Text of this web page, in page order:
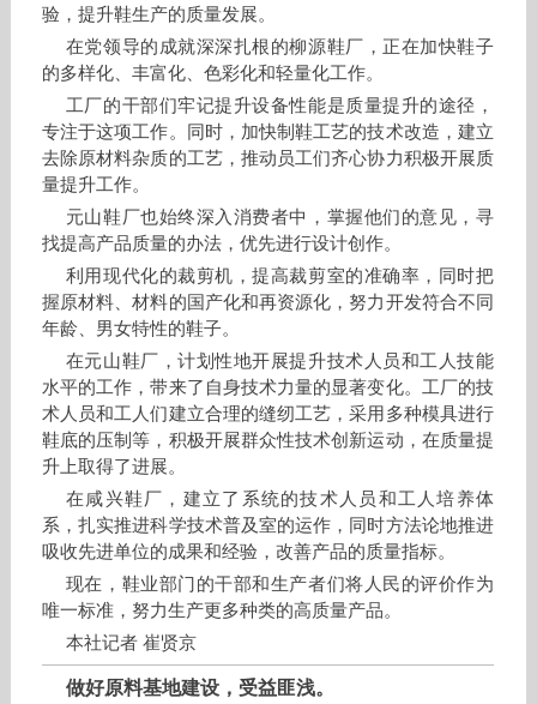
验，提升鞋生产的质量发展。
在党领导的成就深深扎根的柳源鞋厂，正在加快鞋子
的多样化、丰富化、色彩化和轻量化工作。
工厂的干部们牢记提升设备性能是质量提升的途径，
专注于这项工作。同时，加快制鞋工艺的技术改造，建立
去除原材料杂质的工艺，推动员工们齐心协力积极开展质
量提升工作。
元山鞋厂也始终深入消费者中，掌握他们的意见，寻
找提高产品质量的办法，优先进行设计创作。
利用现代化的裁剪机，提高裁剪室的准确率，同时把
握原材料、材料的国产化和再资源化，努力开发符合不同
年龄、男女特性的鞋子。
在元山鞋厂，计划性地开展提升技术人员和工人技能
水平的工作，带来了自身技术力量的显著变化。工厂的技
术人员和工人们建立合理的缝纫工艺，采用多种模具进行
鞋底的压制等，积极开展群众性技术创新运动，在质量提
升上取得了进展。
在咸兴鞋厂，建立了系统的技术人员和工人培养体
系，扎实推进科学技术普及室的运作，同时方法论地推进
吸收先进单位的成果和经验，改善产品的质量指标。
现在，鞋业部门的干部和生产者们将人民的评价作为
唯一标准，努力生产更多种类的高质量产品。
本社记者 崔贤京
做好原料基地建设，受益匪浅。